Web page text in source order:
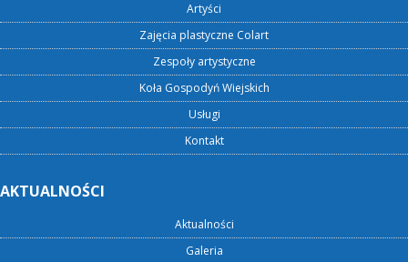
Artyści
Zajęcia plastyczne Colart
Zespoły artystyczne
Koła Gospodyń Wiejskich
Usługi
Kontakt
AKTUALNOŚCI
Aktualności
Galeria